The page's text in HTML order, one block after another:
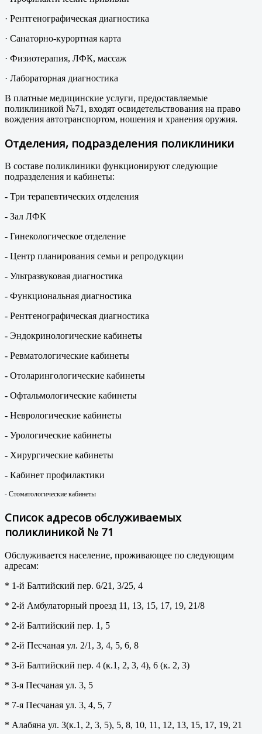
· Рентгенографическая диагностика
· Санаторно-курортная карта
· Физиотерапия, ЛФК, массаж
· Лабораторная диагностика
В платные медицинские услуги, предоставляемые
поликлиникой №71, входят освидетельствования на право
вождения автотранспортом, ношения и хранения оружия.
Отделения, подразделения поликлиники
В составе поликлиники функционируют следующие
подразделения и кабинеты:
- Три терапевтических отделения
- Зал ЛФК
- Гинекологическое отделение
- Центр планирования семьи и репродукции
- Ультразвуковая диагностика
- Функциональная диагностика
- Рентгенографическая диагностика
- Эндокринологические кабинеты
- Ревматологические кабинеты
- Отоларингологические кабинеты
- Офтальмологические кабинеты
- Неврологические кабинеты
- Урологические кабинеты
- Хирургические кабинеты
- Кабинет профилактики
- Стоматологические кабинеты
Список адресов обслуживаемых
поликлиникой № 71
Обслуживается население, проживающее по следующим
адресам:
* 1-й Балтийский пер. 6/21, 3/25, 4
* 2-й Амбулаторный проезд 11, 13, 15, 17, 19, 21/8
* 2-й Балтийский пер. 1, 5
* 2-й Песчаная ул. 2/1, 3, 4, 5, 6, 8
* 3-й Балтийский пер. 4 (к.1, 2, 3, 4), 6 (к. 2, 3)
* 3-я Песчаная ул. 3, 5
* 7-я Песчаная ул. 3, 4, 5, 7
* Алабяна ул. 3(к.1, 2, 3, 5), 5, 8, 10, 11, 12, 13, 15, 17, 19, 21